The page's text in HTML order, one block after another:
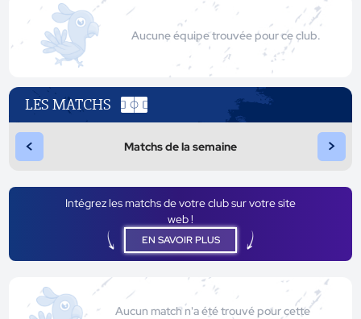
Aucune équipe trouvée pour ce club.
LES MATCHS
< Matchs de la semaine >
Intégrez les matchs de votre club sur votre site
web !
EN SAVOIR PLUS
Aucun match n'a été trouvé pour cette